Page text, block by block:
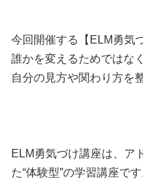
今回開催する【ELM勇気
誰かを変えるためではなく
自分の見方や関わり方を
ELM勇気づけ講座は、ア
た“体験型”の学習講座です